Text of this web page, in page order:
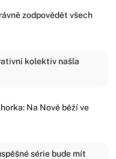
zodpovědět všech
kolektiv našla
Na Nově běží ve
série bude mít